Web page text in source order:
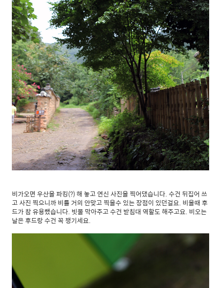
비가오면 우산을 파킹(?) 해 놓고 연신 사진을 찍어댔습니다. 수건 뒤집어 쓰
고 사진 찍으니까 비를 거의 안맞고 찍을수 있는 장점이 있던걸요. 비올때 후
드가 참 유용했습니다. 빗물 막아주고 수건 받침대 역할도 해주고요. 비오는
날은 후드랑 수건 꼭 챙기세요.